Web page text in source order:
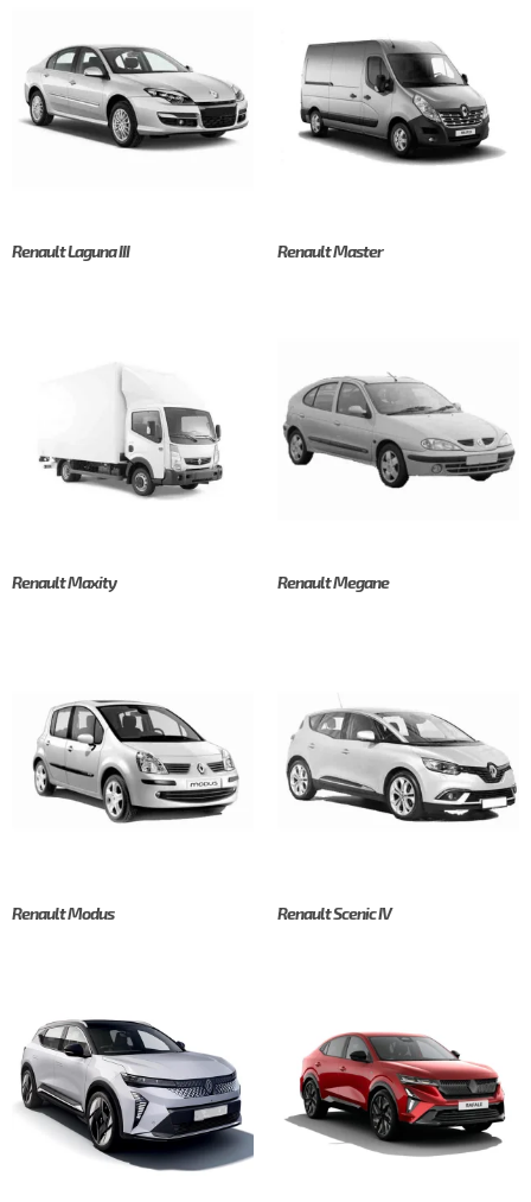
Renault Laguna III Renault Master
Renault Maxity Renault Megane
Renault Modus Renault Scenic IV